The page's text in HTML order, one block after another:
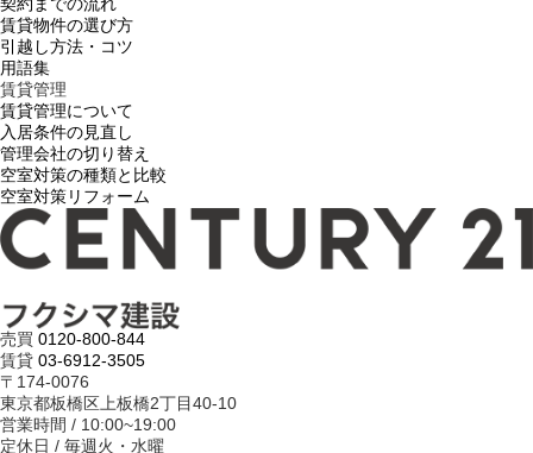
賃貸物件の選び方
引越し方法・コツ
用語集
賃貸管理
賃貸管理について
入居条件の見直し
管理会社の切り替え
空室対策の種類と比較
空室対策リフォーム
売買 0120-800-844
賃貸 03-6912-3505
〒174-0076
東京都板橋区上板橋2丁目40-10
営業時間 / 10:00~19:00
定休日 / 毎週火・水曜